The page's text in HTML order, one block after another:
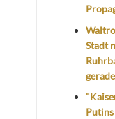
Stadt